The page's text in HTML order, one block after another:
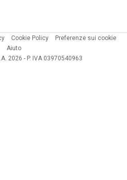
Cookie Policy
Preferenze sui cookie
Aiuto
2026 - P. IVA 03970540963